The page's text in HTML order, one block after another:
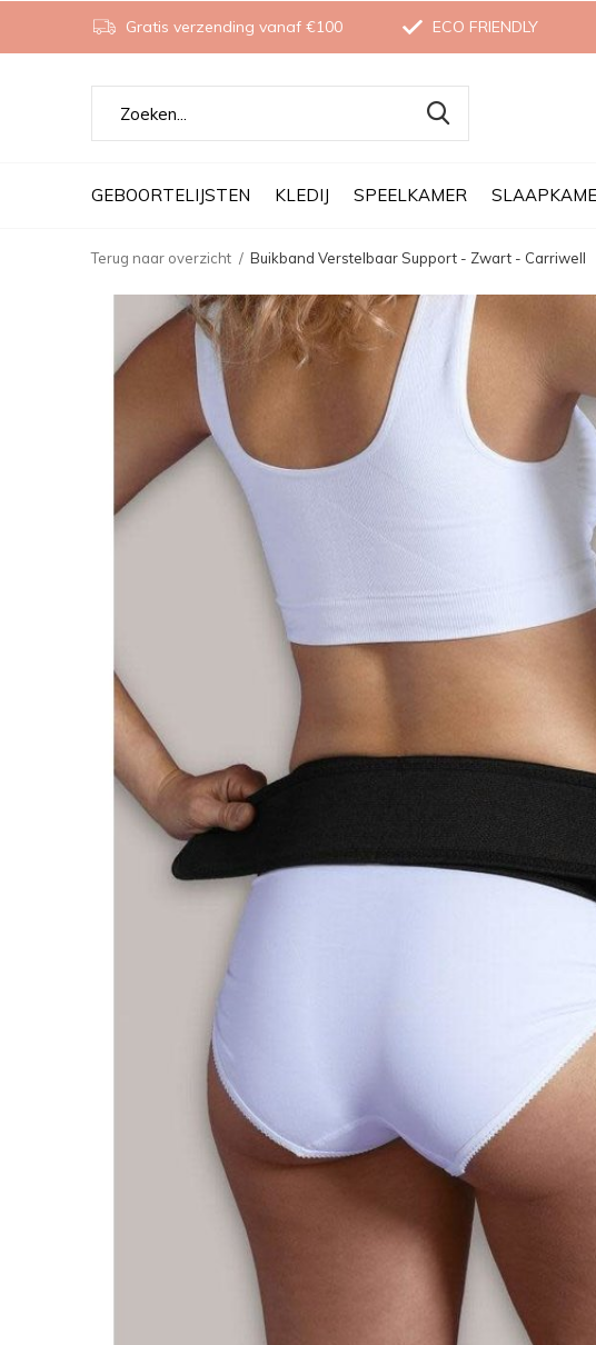
GEBOORTELIJSTEN KLEDIJ SPEELKAMER
Gratis verzending vanaf €100 ECO FRIENDLY
Terug naar overzicht Buikband Verstelbaar Support - Zwart - Carriwell